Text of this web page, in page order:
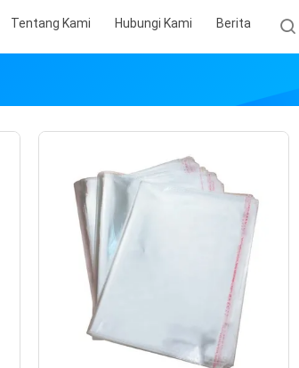
Tentang Kami Hubungi Kami Berita